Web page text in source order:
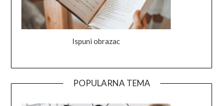
Ispuni obrazac
POPULARNA TEMA